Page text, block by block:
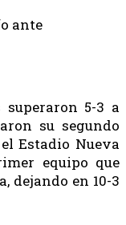
superaron 5-3 a
su segundo
Estadio Nueva
equipo que
dejando en 10-3